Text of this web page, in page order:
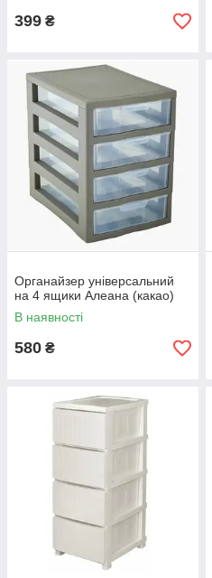
399 ₴
Органайзер універсальний
на 4 ящики Алеана (какао)
В наявності
580 ₴